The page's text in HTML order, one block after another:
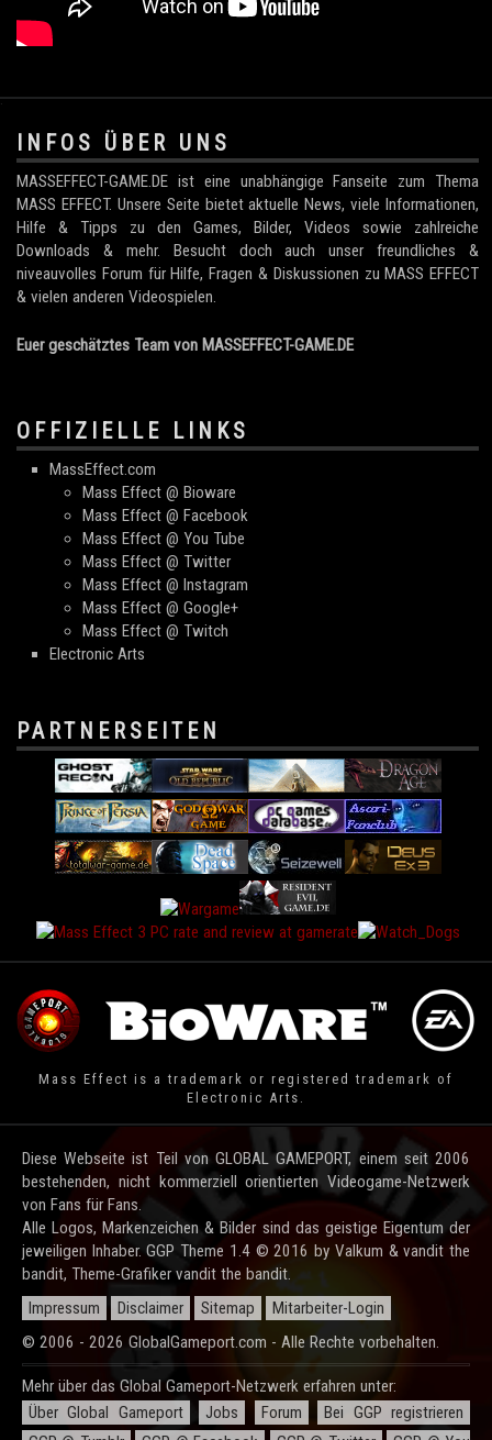
.
INFOS ÜBER UNS
MASSEFFECT-GAME.DE ist eine unabhängige Fanseite zum Thema
MASS EFFECT. Unsere Seite bietet aktuelle News, viele Informationen,
Hilfe & Tipps zu den Games, Bilder, Videos sowie zahlreiche
Downloads & mehr. Besucht doch auch unser freundliches &
niveauvolles Forum für Hilfe, Fragen & Diskussionen zu MASS EFFECT
& vielen anderen Videospielen.
Euer geschätztes Team von MASSEFFECT-GAME.DE
OFFIZIELLE LINKS
MassEffect.com
Mass Effect @ Bioware
Mass Effect @ Facebook
Mass Effect @ You Tube
Mass Effect @ Twitter
Mass Effect @ Instagram
Mass Effect @ Google+
Mass Effect @ Twitch
Electronic Arts
PARTNERSEITEN
Mass Effect is a trademark or registered trademark of
Electronic Arts.
Diese Webseite ist Teil von GLOBAL GAMEPORT, einem seit 2006
bestehenden, nicht kommerziell orientierten Videogame-Netzwerk
von Fans für Fans.
Alle Logos, Markenzeichen & Bilder sind das geistige Eigentum der
jeweiligen Inhaber. GGP Theme 1.4 © 2016 by Valkum & vandit the
bandit, Theme-Grafiker vandit the bandit.
Impressum
Disclaimer Sitemap
Mitarbeiter-Login
© 2006 - 2026 GlobalGameport.com - Alle Rechte vorbehalten.
Mehr über das Global Gameport-Netzwerk erfahren unter:
Über Global Gameport
Jobs Forum
Bei GGP registrieren